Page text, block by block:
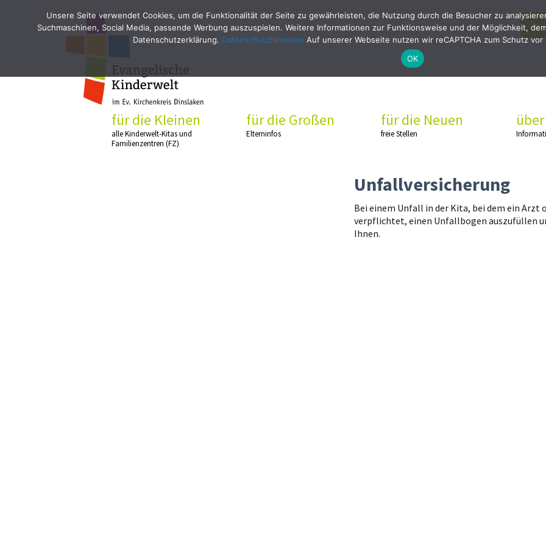
für die Kleinen
alle Kinderwelt-Kitas und
Familienzentren (FZ)
für die Großen
Elterninfos
für die Neuen
freie Stellen
Unfallversicherung
Bei einem Unfall in der Kita, bei dem ein Arzt
verpflichtet, einen Unfallbogen auszufüllen
Ihnen.
Unsere Seite verwendet Cookies, um die Funktionalität der Seite zu gewährleisten, die Nutzung durch die Besucher zu
Suchmaschinen, Social Media, passende Werbung auszuspielen. Weitere Informationen zur Funktionsweise und der Möglichkeit,
Datenschutzerklärung. Datenschutzhinweise Auf unserer Webseite nutzen wir reCAPTCHA zum Schutz
OK